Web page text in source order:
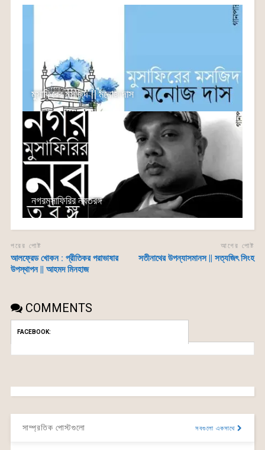
মুসাফিরের মসজিদ || মনোজ দাস
নগরমুসাফিরির নবতরঙ্গ
পরের পোষ্ট
আলফ্রেড খোকন : প্রীতিকর পরাভাষার
উপস্থাপন || আহমদ মিনহাজ
আগের পোষ্ট
সতীনাথের উপন্যাসমানস || সত্যজিৎ সিংহ
COMMENTS
FACEBOOK:
সাম্প্রতিক পোস্টগুলো সবগুলো একসাথে